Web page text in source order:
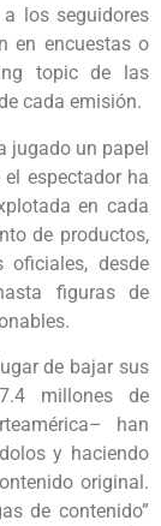
los seguidores
en encuestas o
topic de las
cada emisión.
jugado un papel
espectador ha
en cada
de productos,
desde
figuras de
de bajar sus
millones de
han
y haciendo
original.
de contenido”